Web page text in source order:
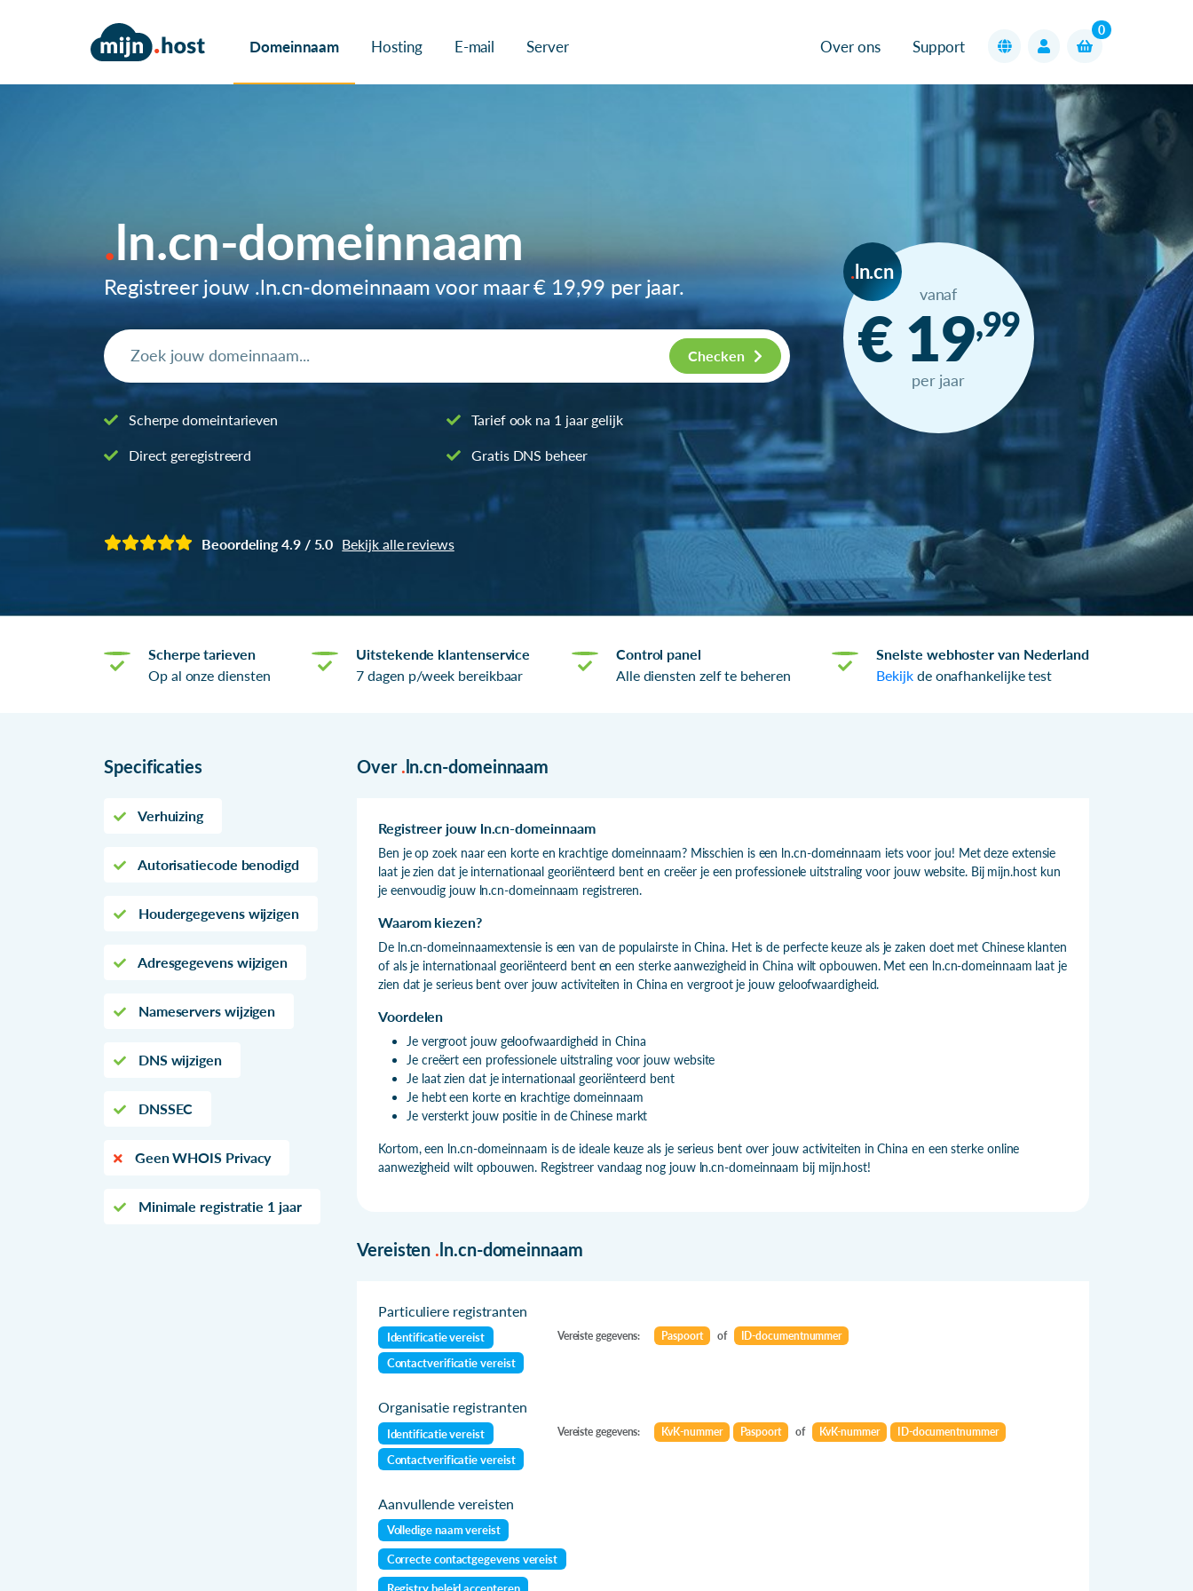
Domeinnaam Hosting E-mail Server Over ons Support
0
ln.cn-domeinnaam
Registreer jouw .ln.cn-domeinnaam voor maar€ 19,99 per jaar.
Checken
Scherpe domeintarieven
Direct geregistreerd
Tarief ook na 1 jaar gelijk
Gratis DNS beheer
ln.cn
vanaf
€ 19,99
per jaar
Beoordeling 4.9 / 5.0 Bekijk alle reviews
Scherpe tarieven
Op al onze diensten
Uitstekende klantenservice
7 dagen p/week bereikbaar
Control panel
Alle diensten zelf te beheren
Snelste webhoster van Nederland
Bekijkde onafhankelijke test
Specificaties
Verhuizing
Autorisatiecode benodigd
Houdergegevens wijzigen
Adresgegevens wijzigen
Nameservers wijzigen
DNS wijzigen
DNSSEC
Geen WHOIS Privacy
Minimale registratie 1 jaar
Over .ln.cn-domeinnaam
Registreer jouw ln.cn-domeinnaam
Ben je op zoek naar een korte en krachtige domeinnaam? Misschien is een ln.cn-domeinnaam iets voor jou! Met deze extensie
laat je zien dat je internationaal georiënteerd bent en creëer je een professionele uitstraling voor jouw website. Bij mijn.host kun
je eenvoudig jouw ln.cn-domeinnaam registreren.
Waarom kiezen?
De ln.cn-domeinnaamextensie is een van de populairste in China. Het is de perfecte keuze als je zaken doet met Chinese klanten
of als je internationaal georiënteerd bent en een sterke aanwezigheid in China wilt opbouwen. Met een ln.cn-domeinnaam laat je
zien dat je serieus bent over jouw activiteiten in China en vergroot je jouw geloofwaardigheid.
Voordelen
Je vergroot jouw geloofwaardigheid in China
Je creëert een professionele uitstraling voor jouw website
Je laat zien dat je internationaal georiënteerd bent
Je hebt een korte en krachtige domeinnaam
Je versterkt jouw positie in de Chinese markt
Kortom, een ln.cn-domeinnaam is de ideale keuze als je serieus bent over jouw activiteiten in China en een sterke online
aanwezigheid wilt opbouwen. Registreer vandaag nog jouw ln.cn-domeinnaam bij mijn.host!
Vereisten .ln.cn-domeinnaam
Particuliere registranten
Identificatie vereist
Contactverificatie vereist
Vereiste gegevens: Paspoort of ID-documentnummer
Organisatie registranten
Identificatie vereist
Contactverificatie vereist
Vereiste gegevens: KvK-nummer Paspoort of KvK-nummer ID-documentnummer
Aanvullende vereisten
Volledige naam vereist
Correcte contactgegevens vereist